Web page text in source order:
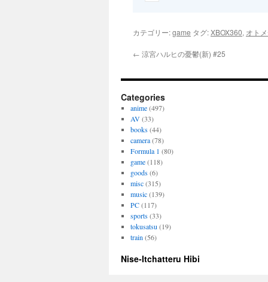
カテゴリー:game タグ:XBOX360, オト
← 涼宮ハルヒの憂鬱(新) #25
Categories
anime(497)
AV(33)
books(44)
camera(78)
Formula 1 (80)
game(118)
goods(6)
misc(315)
music(139)
PC(117)
sports(33)
tokusatsu (19)
train (56)
Nise-Itchatteru Hibi